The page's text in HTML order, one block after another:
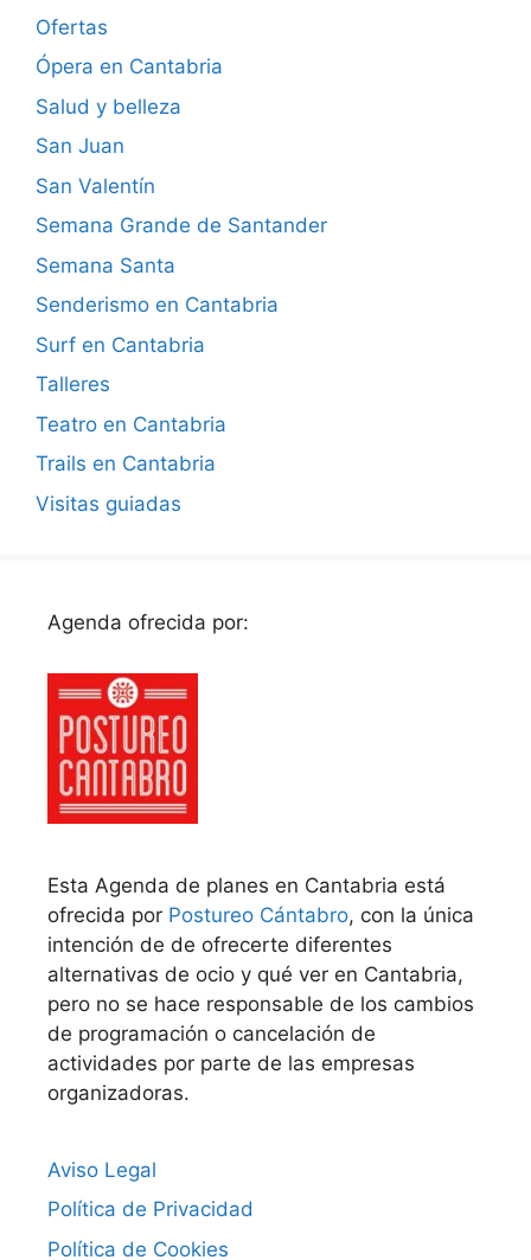
Ofertas
Ópera en Cantabria
Salud y belleza
San Juan
San Valentín
Semana Grande de Santander
Semana Santa
Senderismo en Cantabria
Surf en Cantabria
Talleres
Teatro en Cantabria
Trails en Cantabria
Visitas guiadas
Agenda ofrecida por:
Esta Agenda de planes en Cantabria está
ofrecida por Postureo Cántabro, con la única
intención de de ofrecerte diferentes
alternativas de ocio y qué ver en Cantabria,
pero no se hace responsable de los cambios
de programación o cancelación de
actividades por parte de las empresas
organizadoras.
Aviso Legal
Política de Privacidad
Política de Cookies